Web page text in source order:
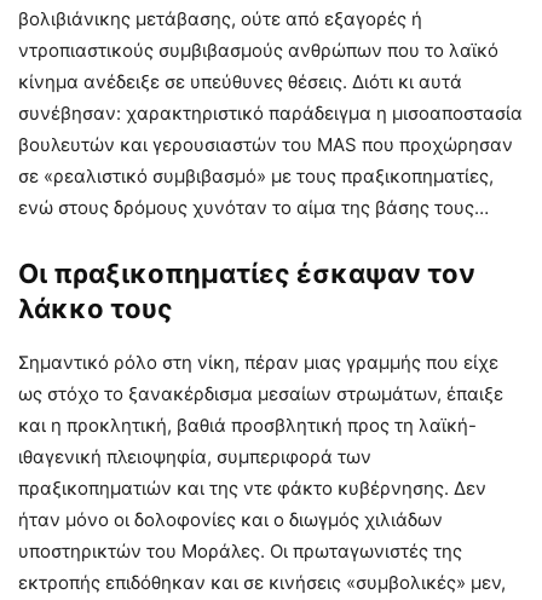
βολιβιάνικης μετάβασης, ούτε από εξαγορές ή
ντροπιαστικούς συμβιβασμούς ανθρώπων που το λαϊκό
κίνημα ανέδειξε σε υπεύθυνες θέσεις. Διότι κι αυτά
συνέβησαν: χαρακτηριστικό παράδειγμα η μισοαποστασία
βουλευτών και γερουσιαστών του MAS που προχώρησαν
σε «ρεαλιστικό συμβιβασμό» με τους πραξικοπηματίες,
ενώ στους δρόμους χυνόταν το αίμα της βάσης τους…
Οι πραξικοπηματίες έσκαψαν τον
λάκκο τους
Σημαντικό ρόλο στη νίκη, πέραν μιας γραμμής που είχε
ως στόχο το ξανακέρδισμα μεσαίων στρωμάτων, έπαιξε
και η προκλητική, βαθιά προσβλητική προς τη λαϊκή-
ιθαγενική πλειοψηφία, συμπεριφορά των
πραξικοπηματιών και της ντε φάκτο κυβέρνησης. Δεν
ήταν μόνο οι δολοφονίες και ο διωγμός χιλιάδων
υποστηρικτών του Μοράλες. Οι πρωταγωνιστές της
εκτροπής επιδόθηκαν και σε κινήσεις «συμβολικές» μεν,